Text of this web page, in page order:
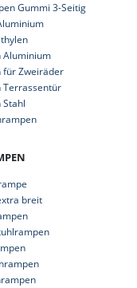
Gummi 3-Seitig
Aluminium
für Zweiräder
Terrassentür
breit